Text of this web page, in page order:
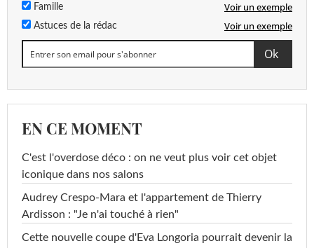
Famille Voir un exemple
Astuces de la rédac Voir un exemple
EN CE MOMENT
C'est l'overdose déco : on ne veut plus voir cet objet
iconique dans nos salons
Audrey Crespo-Mara et l'appartement de Thierry
Ardisson : "Je n'ai touché à rien"
Cette nouvelle coupe d'Eva Longoria pourrait devenir la